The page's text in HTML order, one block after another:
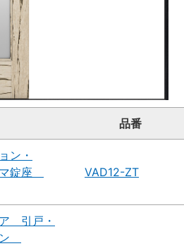
品番
ン・
錠座
VAD12-ZT
引戸・